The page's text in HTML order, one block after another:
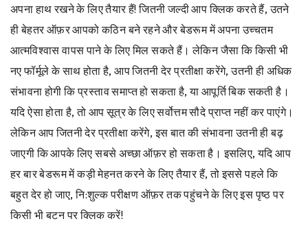
अपना हाथ रखने के लिए तैयार हैं! जितनी जल्दी आप क्लिक करते हैं, उतने
ही बेहतर ऑफ़र आपको कठिन बने रहने और बेडरूम में अपना उच्चतम
आत्मविश्वास वापस पाने के लिए मिल सकते हैं। लेकिन जैसा कि किसी भी
नए फॉर्मूले के साथ होता है, आप जितनी देर प्रतीक्षा करेंगे, उतनी ही अधिक
संभावना होगी कि प्रस्ताव समाप्त हो सकता है, या आपूर्ति बिक सकती है।
यदि ऐसा होता है, तो आप सूत्र के लिए सर्वोत्तम सौदे प्राप्त नहीं कर पाएंगे।
लेकिन आप जितनी देर प्रतीक्षा करेंगे, इस बात की संभावना उतनी ही बढ़
जाएगी कि आपके लिए सबसे अच्छा ऑफ़र हो सकता है। इसलिए, यदि आप
हर बार बेडरूम में कड़ी मेहनत करने के लिए तैयार हैं, तो इससे पहले कि
बहुत देर हो जाए, नि:शुल्क परीक्षण ऑफ़र तक पहुंचने के लिए इस पृष्ठ पर
किसी भी बटन पर क्लिक करें!